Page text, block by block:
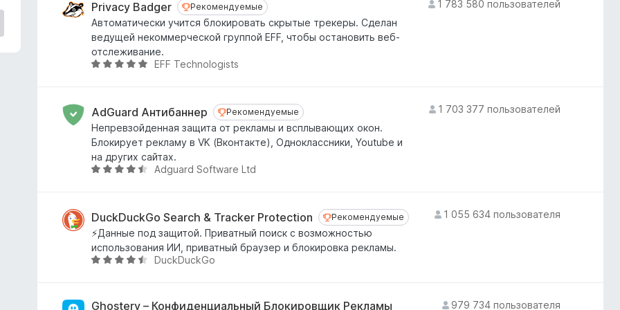
н
е
н
о
н
8
и
з
5
Privacy Badger Рекомендуемые
Рекомендуемые
Автоматически учится блокировать скрытые трекеры. Сделан
ведущей некоммерческой группой EFF, чтобы остановить веб-
отслеживание.
О
н
е
н
о
н
,
8
и
з
EFF Technologists
1 783 580 пользователей
AdGuard Антибаннер Рекомендуемые
Рекомендуемые
Непревзойденная защита от рекламы и всплывающих окон.
Блокирует рекламу в VK (Вконтакте), Одноклассники, Youtube и
на других сайтах.
О
н
е
н
о
4
Adguard Software Ltd
1 703 377 пользователей
DuckDuckGo Search & Tracker Protection Рекомендуемые
Рекомендуемые
⚡Данные под защитой. Приватный поиск с возможностью
использования ИИ, приватный браузер и блокировка рекламы.
О
н
DuckDuckGo
1 055 634 пользователя
Ghostery – Конфиденциальный Блокировщик Рекламы
979 734 пользователя